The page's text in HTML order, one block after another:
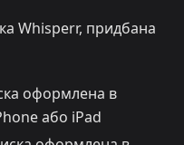
Whisperr, придбана
оформлена в
або iPad